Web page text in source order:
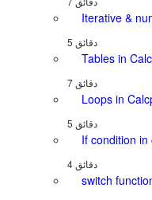
Iterative &
Tables in
Loops in
If condition in
switch